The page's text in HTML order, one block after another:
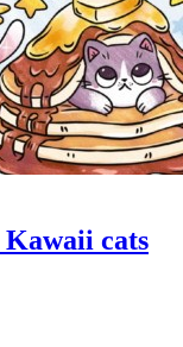
Kawaii cats